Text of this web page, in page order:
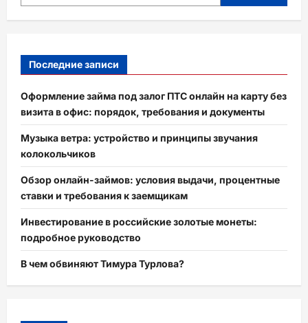
Последние записи
Оформление займа под залог ПТС онлайн на карту без
визита в офис: порядок, требования и документы
Музыка ветра: устройство и принципы звучания
колокольчиков
Обзор онлайн-займов: условия выдачи, процентные
ставки и требования к заемщикам
Инвестирование в российские золотые монеты:
подробное руководство
В чем обвиняют Тимура Турлова?